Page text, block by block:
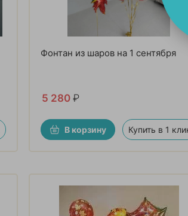
Фонтан из шаров на 1 сентября
5 280 ₽
В корзину Купить в 1